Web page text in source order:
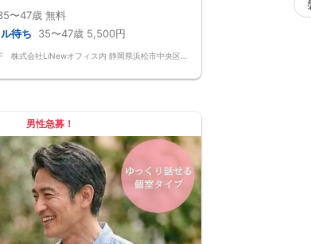
〜47歳 無料
待ち 35〜47歳 5,500円
男性急募！